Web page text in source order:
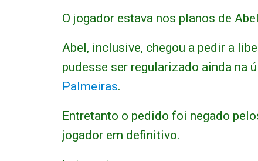
O jogador estava nos planos de
Abel, inclusive, chegou a pedir a
pudesse ser regularizado ainda na
Palmeiras.
Entretanto o pedido foi negado
jogador em definitivo.